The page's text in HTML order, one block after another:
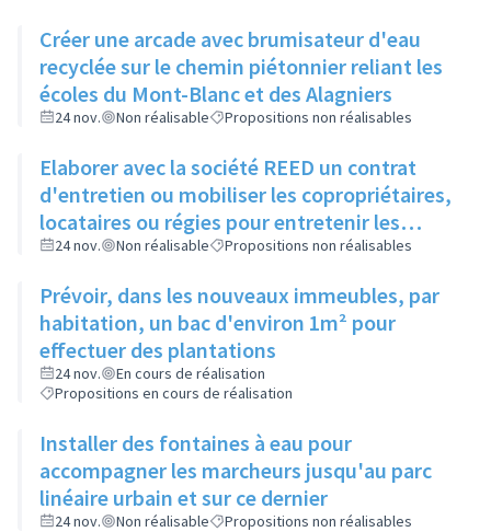
Créer une arcade avec brumisateur d'eau
recyclée sur le chemin piétonnier reliant les
écoles du Mont-Blanc et des Alagniers
24 nov. Non réalisable Propositions non réalisables
Elaborer avec la société REED un contrat
d'entretien ou mobiliser les copropriétaires,
locataires ou régies pour entretenir les
espaces verts entre bâtiments
24 nov. Non réalisable Propositions non réalisables
Prévoir, dans les nouveaux immeubles, par
habitation, un bac d'environ 1m² pour
effectuer des plantations
24 nov.
En cours de réalisation
Propositions en cours de réalisation
Installer des fontaines à eau pour
accompagner les marcheurs jusqu'au parc
linéaire urbain et sur ce dernier
24 nov. Non réalisable Propositions non réalisables